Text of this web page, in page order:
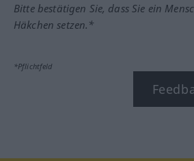
Bitte bestätigen Sie, dass Sie ein
Häkchen setzen.*
*Pflichtfeld